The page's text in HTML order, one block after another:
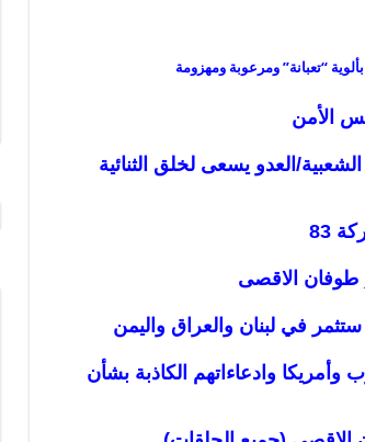
“تعبانة” ومرعوبة ومهزومة
الأمن
العدو يسعى لخلق الثنائية
83
الاقصى
في لبنان والعراق واليمن
وادعاءاتهم الكاذبة بشأن